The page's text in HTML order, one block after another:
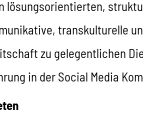
lösungsorientierten,
transkulturelle
zu gelegentlichen
in der Social Media